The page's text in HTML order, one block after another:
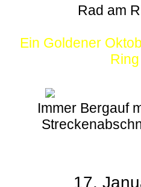
Rad am
Ein Goldener
Immer Bergauf
17.